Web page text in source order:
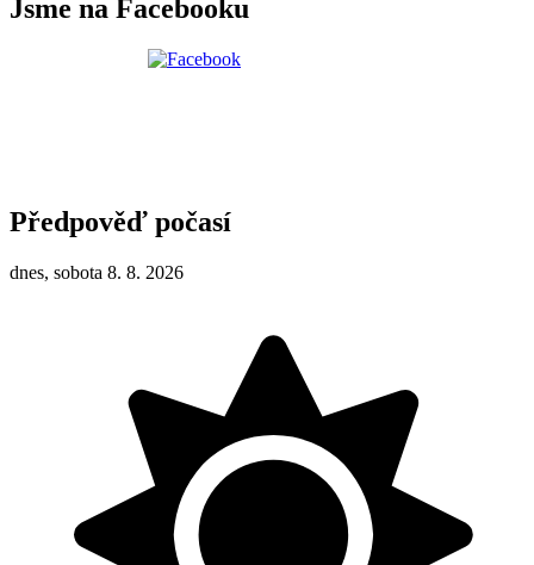
Jsme na Facebooku
Předpověď počasí
dnes, sobota 8. 8. 2026